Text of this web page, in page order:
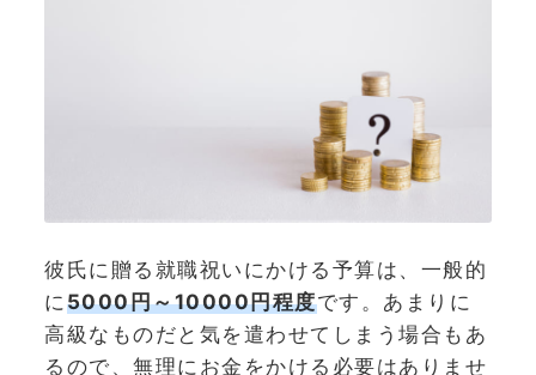
彼氏に贈る就職祝いにかける予算は、一般的
に 5000円～10000円程度です。あまりに
高級なものだと気を遣わせてしまう場合もあ
るので、無理にお金をかける必要はありませ